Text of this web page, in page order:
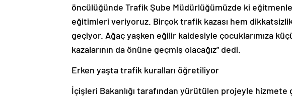
öncülüğünde Trafik Şube Müdürlüğümüzde ki
eğitimleri veriyoruz. Birçok trafik kazası hem
geçiyor. Ağaç yaşken eğilir kaidesiyle çocuklarımıza
kazalarının da önüne geçmiş olacağız” dedi.
Erken yaşta trafik kuralları öğretiliyor
İçişleri Bakanlığı tarafından yürütülen projeyle hizmete